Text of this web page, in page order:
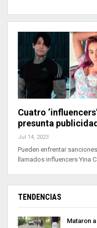
Cuatro
presunta
Jul 14, 2023
Pueden enfrentar
llamados influencers Yina
TENDENCIAS
Mataron